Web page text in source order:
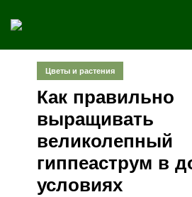
Цветы и растения
Как правильно
выращивать
великолепный
гиппеаструм в
условиях